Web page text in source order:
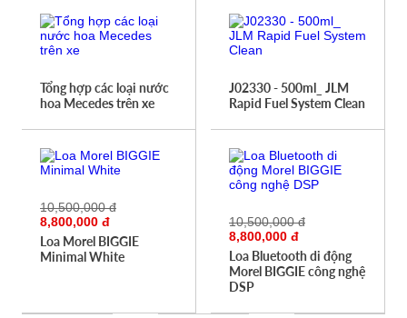
Tổng hợp các loại nước
hoa Mecedes trên xe
J02330 - 500ml_ JLM
Rapid Fuel System Clean
10,500,000 đ
8,800,000 đ
Loa Morel BIGGIE
Minimal White
10,500,000 đ
8,800,000 đ
Loa Bluetooth di động
Morel BIGGIE công nghệ
DSP